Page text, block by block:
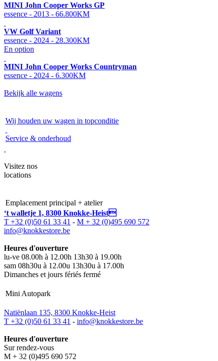
MINI John Cooper Works GP
essence - 2013 - 66.800KM
VW Golf Variant
essence - 2024 - 28.300KM
En option
MINI John Cooper Works Countryman
essence - 2024 - 6.300KM
Bekijk alle wagens
Wij houden uw wagen in topconditie
Service & onderhoud
Visitez nos
locations
Emplacement principal + atelier
‘t walletje 1, 8300 Knokke-Heist
T +32 (0)50 61 33 41 - M + 32 (0)495 690 572
info@knokkestore.be
Heures d'ouverture
lu-ve 08.00h à 12.00h 13h30 à 19.00h
sam 08h30u à 12.00u 13h30u à 17.00h
Dimanches et jours fériés fermé
Mini Autopark
Natiënlaan 135, 8300 Knokke-Heist
T +32 (0)50 61 33 41 - info@knokkestore.be
Heures d'ouverture
Sur rendez-vous
M + 32 (0)495 690 572